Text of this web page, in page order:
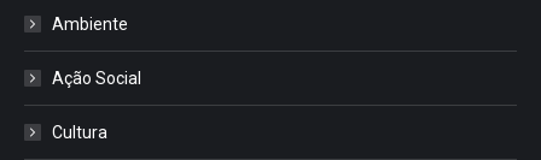
Ambiente
Ação Social
Cultura